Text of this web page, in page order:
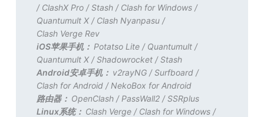
/ ClashX Pro /Stash / Clash for Windows /
Quantumult X / Clash Nyanpasu /
Clash Verge Rev
iOS苹果手机： Potatso Lite / Quantumult /
Quantumult X /Shadowrocket /Stash
Android安卓手机： v2rayNG /Surfboard /
Clash for Android / NekoBox for Android
路由器： OpenClash / PassWall2 /SSRplus
Linux系统： Clash Verge / Clash for Windows /